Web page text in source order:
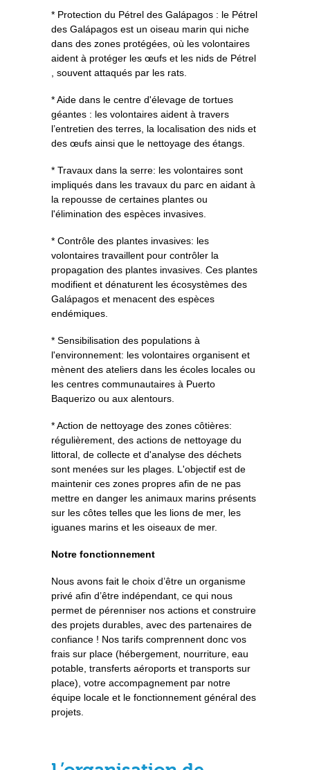
* Protection du Pétrel des Galápagos : le Pétrel
des Galápagos est un oiseau marin qui niche
dans des zones protégées, où les volontaires
aident à protéger les œufs et les nids de Pétrel
, souvent attaqués par les rats.
* Aide dans le centre d'élevage de tortues
géantes : les volontaires aident à travers
l’entretien des terres, la localisation des nids et
des œufs ainsi que le nettoyage des étangs.
* Travaux dans la serre: les volontaires sont
impliqués dans les travaux du parc en aidant à
la repousse de certaines plantes ou
l'élimination des espèces invasives.
* Contrôle des plantes invasives: les
volontaires travaillent pour contrôler la
propagation des plantes invasives. Ces plantes
modifient et dénaturent les écosystèmes des
Galápagos et menacent des espèces
endémiques.
* Sensibilisation des populations à
l'environnement: les volontaires organisent et
mènent des ateliers dans les écoles locales ou
les centres communautaires à Puerto
Baquerizo ou aux alentours.
* Action de nettoyage des zones côtières:
régulièrement, des actions de nettoyage du
littoral, de collecte et d'analyse des déchets
sont menées sur les plages. L'objectif est de
maintenir ces zones propres afin de ne pas
mettre en danger les animaux marins présents
sur les côtes telles que les lions de mer, les
iguanes marins et les oiseaux de mer.
Notre fonctionnement
Nous avons fait le choix d’être un organisme
privé afin d’être indépendant, ce qui nous
permet de pérenniser nos actions et construire
des projets durables, avec des partenaires de
confiance ! Nos tarifs comprennent donc vos
frais sur place (hébergement, nourriture, eau
potable, transferts aéroports et transports sur
place), votre accompagnement par notre
équipe locale et le fonctionnement général des
projets.